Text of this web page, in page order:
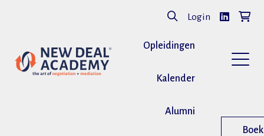
Login
Opleidingen
Kalender
Alumni
Boek